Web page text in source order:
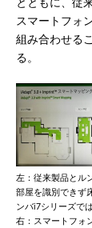
スマートフォ
組み合わせる
る。
左：従来製品とル
部屋を識別できず
ンバi7シリーズで
右：スマートフォ